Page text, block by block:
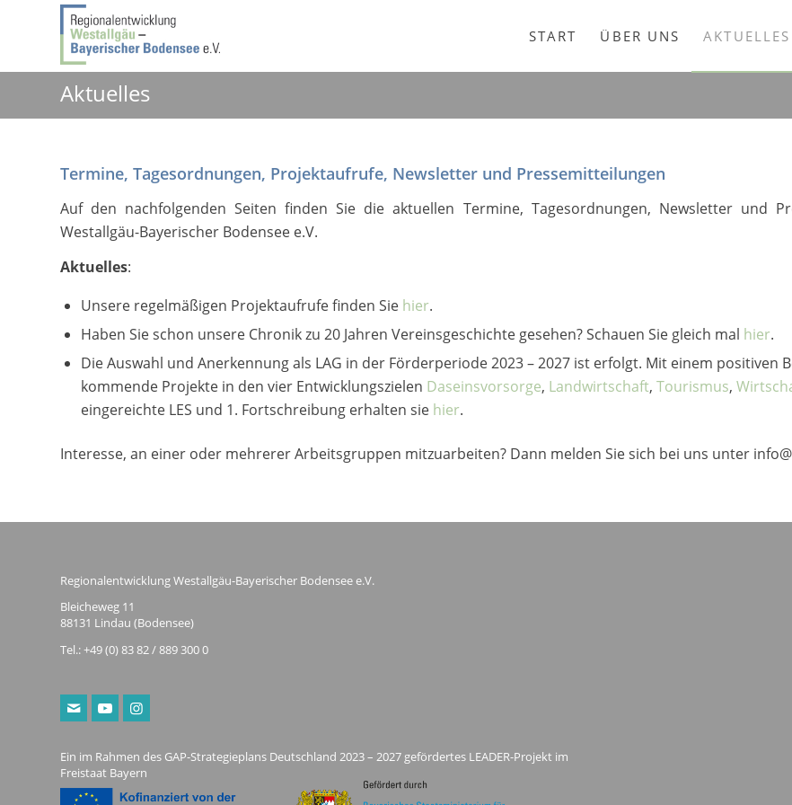
START ÜBER UNS AKTUELLES
Aktuelles
Termine, Tagesordnungen, Projektaufrufe, Newsletter und Pressemitteilungen
Auf den nachfolgenden Seiten finden Sie die aktuellen Termine, Tagesordnungen, Newsletter und
Westallgäu-Bayerischer Bodensee e.V.
Aktuelles:
Unsere regelmäßigen Projektaufrufe finden Sie hier.
Haben Sie schon unsere Chronik zu 20 Jahren Vereinsgeschichte gesehen? Schauen Sie gleich mal hier.
Die Auswahl und Anerkennung als LAG in der Förderperiode 2023 – 2027 ist erfolgt. Mit einem positiven
kommende Projekte in den vier Entwicklungszielen Daseinsvorsorge, Landwirtschaft, Tourismus,
eingereichte LES und 1. Fortschreibung erhalten sie hier.
Interesse, an einer oder mehrerer Arbeitsgruppen mitzuarbeiten? Dann melden Sie sich bei uns unter
Regionalentwicklung Westallgäu-Bayerischer Bodensee e.V.
Bleicheweg 11
88131 Lindau (Bodensee)
Tel.: +49 (0) 83 82 / 889 300 0
Ein im Rahmen des GAP-Strategieplans Deutschland 2023 – 2027 gefördertes LEADER-Projekt im
Freistaat Bayern